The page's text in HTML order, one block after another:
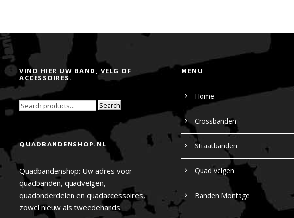
VIND HIER UW BAND, VELG OF
ACCESSOIRES..
Search
QUADBANDENSHOP.NL
Quadbandenshop: Uw adres voor
quadbanden, quadvelgen,
quadonderdelen en quadaccessoires,
zowel nieuw als tweedehands.
MENU
Home
Crossbanden
Straatbanden
Quad velgen
Banden Montage